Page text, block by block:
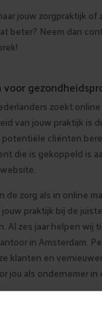
jouw zorgpraktijk of
beter? Neem dan
zoekt
van jouw praktijk is
cliënten
die is gekoppeld is
de zorg als in online
praktijk bij de
Al zes jaar helpen wij
in Amsterdam.
klanten en
jou als ondernemer in